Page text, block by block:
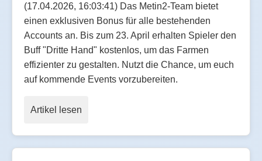
(17.04.2026, 16:03:41) Das Metin2-Team bietet
einen exklusiven Bonus für alle bestehenden
Accounts an. Bis zum 23. April erhalten Spieler den
Buff "Dritte Hand" kostenlos, um das Farmen
effizienter zu gestalten. Nutzt die Chance, um euch
auf kommende Events vorzubereiten.
Artikel lesen